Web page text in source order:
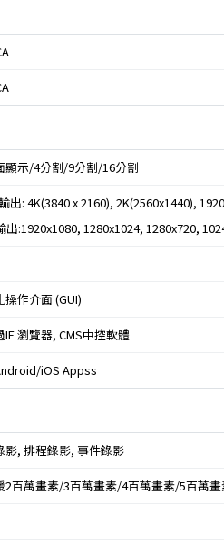
顯示/4分割/9分割/16分割
出: 4K(3840 x 2160), 2K(2560x1440),
出:1920x1080, 1280x1024, 1280x720,
操作介面 (GUI)
IE 瀏覽器, CMS中控軟體
iOS Appss
影, 排程錄影, 事件錄影
2百萬畫素/3百萬畫素/4百萬畫素/5百萬